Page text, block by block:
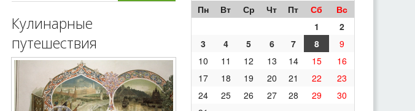
Кулинарные
путешествия
Пн Вт Ср Чт Пт Сб
Вс
1
2
3
4 5 6 7 8
9
10
11 12 13 14 15
16
17
18 19 20 21 22
23
24
25 26 27 28 29
30